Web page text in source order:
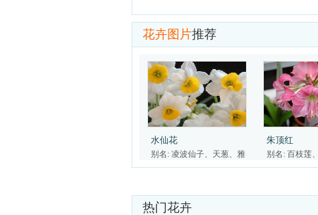
花卉图片推荐
水仙花
别名: 凌波仙子、天葱、雅
蒜、金盏银台
朱顶红
别名: 百枝莲
热门花卉